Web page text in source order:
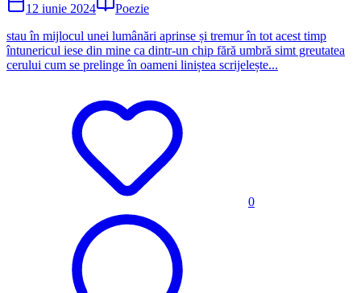
12 iunie 2024
Poezie
stau în mijlocul unei lumânări aprinse și tremur în tot acest timp
întunericul iese din mine ca dintr-un chip fără umbră simt greutatea
cerului cum se prelinge în oameni liniștea scrijelește...
0